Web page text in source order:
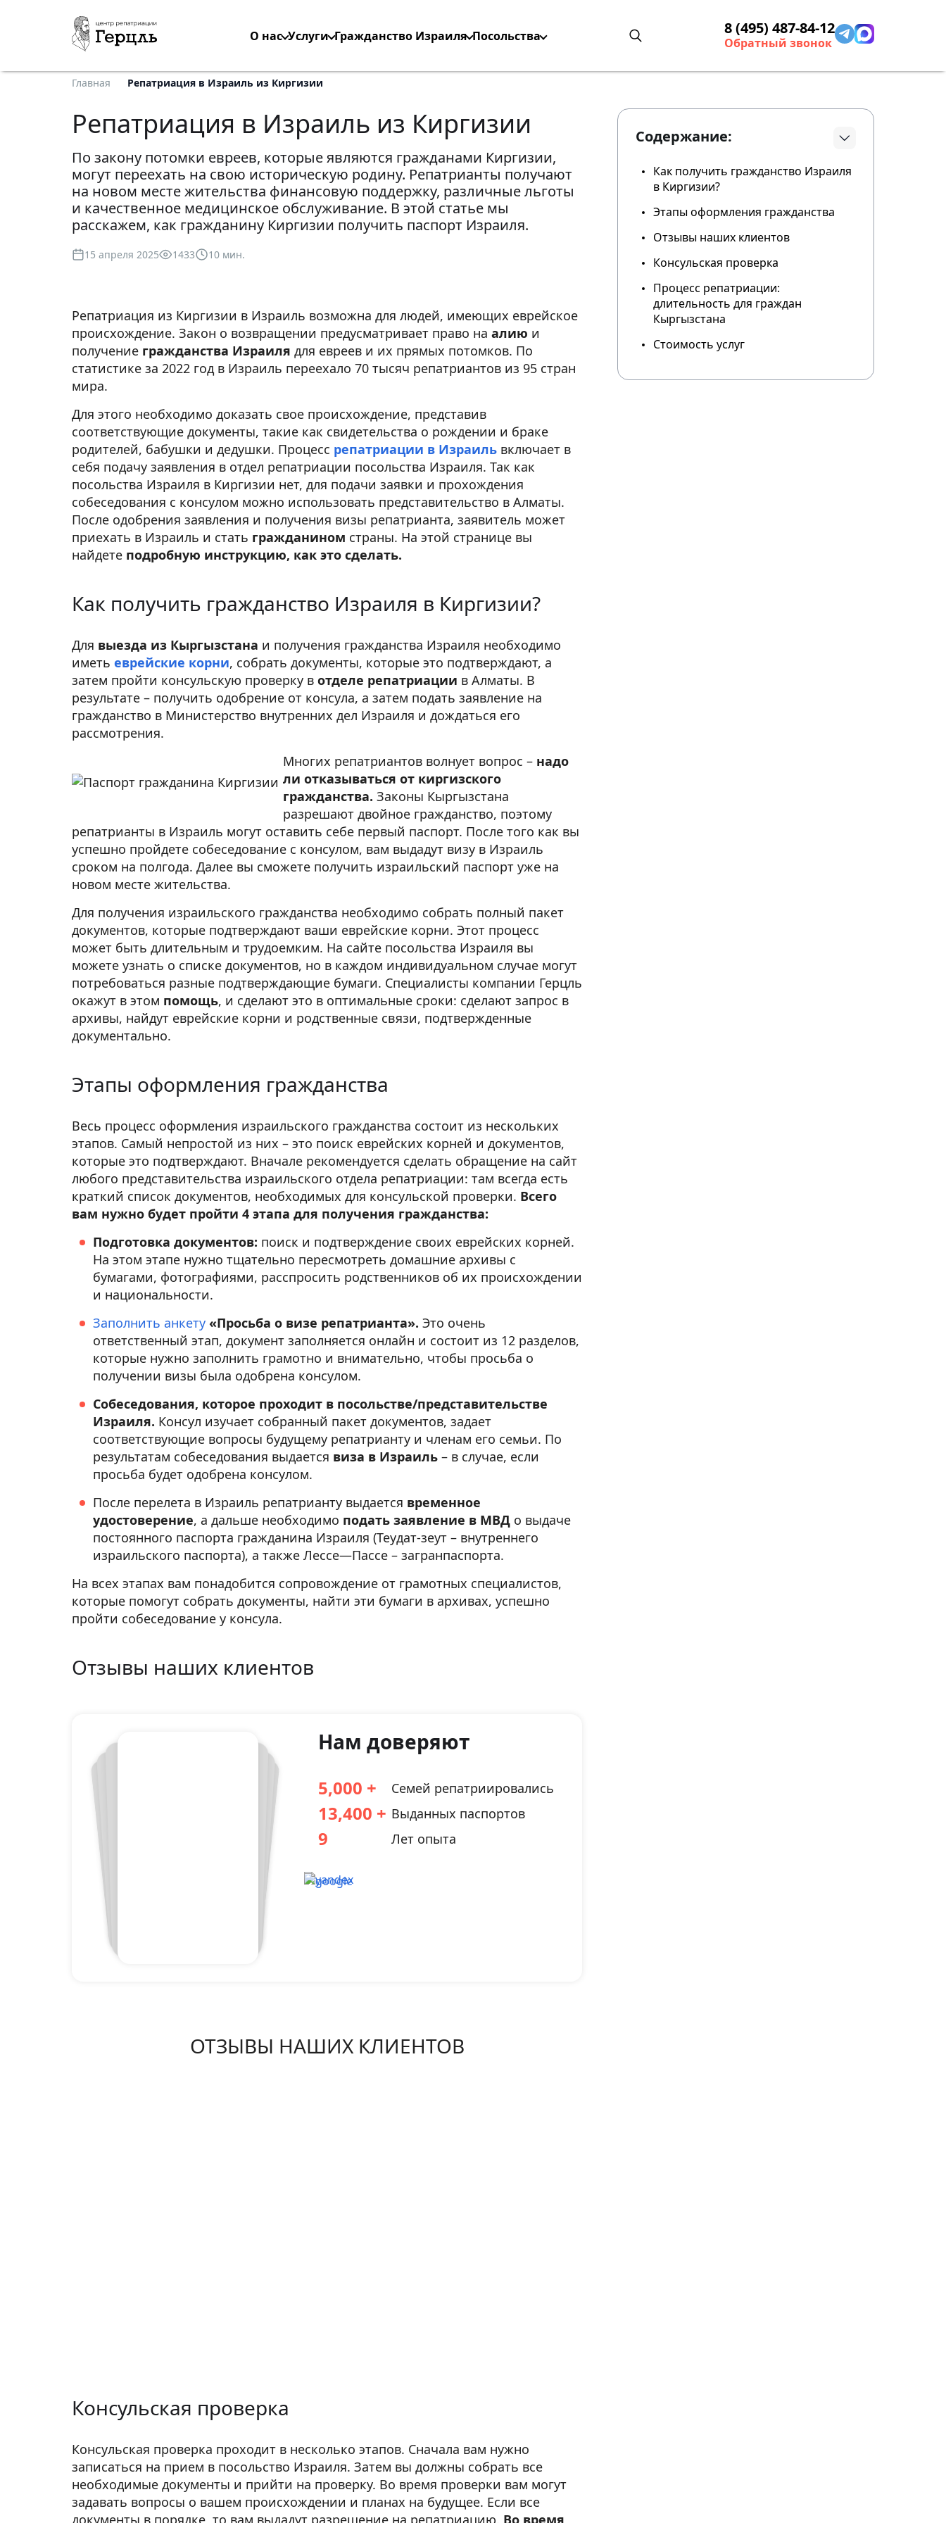
О нас Услуги Гражданство Израиля Посольства 8 (495) 487-84-12
Обратный звонок
Главная Репатриация в Израиль из Киргизии
Содержание:
Как получить гражданство Израиля
в Киргизии?
Этапы оформления гражданства
Отзывы наших клиентов
Консульская проверка
Процесс репатриации:
длительность для граждан
Кыргызстана
Стоимость услуг
Репатриация в Израиль из Киргизии
По закону потомки евреев, которые являются гражданами Киргизии,
могут переехать на свою историческую родину. Репатрианты получают
на новом месте жительства финансовую поддержку, различные льготы
и качественное медицинское обслуживание. В этой статье мы
расскажем, как гражданину Киргизии получить паспорт Израиля.
15 апреля 2025 1433 10 мин.
Репатриация из Киргизии в Израиль возможна для людей, имеющих еврейское
происхождение. Закон о возвращении предусматривает право на алию и
получение гражданства Израиля для евреев и их прямых потомков. По
статистике за 2022 год в Израиль переехало 70 тысяч репатриантов из 95 стран
мира.
Для этого необходимо доказать свое происхождение, представив
соответствующие документы, такие как свидетельства о рождении и браке
родителей, бабушки и дедушки. Процесс репатриации в Израиль включает в
себя подачу заявления в отдел репатриации посольства Израиля. Так как
посольства Израиля в Киргизии нет, для подачи заявки и прохождения
собеседования с консулом можно использовать представительство в Алматы.
После одобрения заявления и получения визы репатрианта, заявитель может
приехать в Израиль и стать гражданином страны. На этой странице вы
найдете подробную инструкцию, как это сделать.
Как получить гражданство Израиля в Киргизии?
Для выезда из Кыргызстана и получения гражданства Израиля необходимо
иметь еврейские корни, собрать документы, которые это подтверждают, а
затем пройти консульскую проверку в отделе репатриации в Алматы. В
результате – получить одобрение от консула, а затем подать заявление на
гражданство в Министерство внутренних дел Израиля и дождаться его
рассмотрения.
Многих репатриантов волнует вопрос – надо
ли отказываться от киргизского
гражданства. Законы Кыргызстана
разрешают двойное гражданство, поэтому
репатрианты в Израиль могут оставить себе первый паспорт. После того как вы
успешно пройдете собеседование с консулом, вам выдадут визу в Израиль
сроком на полгода. Далее вы сможете получить израильский паспорт уже на
новом месте жительства.
Для получения израильского гражданства необходимо собрать полный пакет
документов, которые подтверждают ваши еврейские корни. Этот процесс
может быть длительным и трудоемким. На сайте посольства Израиля вы
можете узнать о списке документов, но в каждом индивидуальном случае могут
потребоваться разные подтверждающие бумаги. Специалисты компании Герцль
окажут в этом помощь, и сделают это в оптимальные сроки: сделают запрос в
архивы, найдут еврейские корни и родственные связи, подтвержденные
документально.
Этапы оформления гражданства
Весь процесс оформления израильского гражданства состоит из нескольких
этапов. Самый непростой из них – это поиск еврейских корней и документов,
которые это подтверждают. Вначале рекомендуется сделать обращение на сайт
любого представительства израильского отдела репатриации: там всегда есть
краткий список документов, необходимых для консульской проверки. Всего
вам нужно будет пройти 4 этапа для получения гражданства:
Подготовка документов: поиск и подтверждение своих еврейских корней.
На этом этапе нужно тщательно пересмотреть домашние архивы с
бумагами, фотографиями, расспросить родственников об их происхождении
и национальности.
Заполнить анкету «Просьба о визе репатрианта». Это очень
ответственный этап, документ заполняется онлайн и состоит из 12 разделов,
которые нужно заполнить грамотно и внимательно, чтобы просьба о
получении визы была одобрена консулом.
Собеседования, которое проходит в посольстве/представительстве
Израиля. Консул изучает собранный пакет документов, задает
соответствующие вопросы будущему репатрианту и членам его семьи. По
результатам собеседования выдается виза в Израиль – в случае, если
просьба будет одобрена консулом.
После перелета в Израиль репатрианту выдается временное
удостоверение, а дальше необходимо подать заявление в МВД о выдаче
постоянного паспорта гражданина Израиля (Теудат-зеут – внутреннего
израильского паспорта), а также Лессе—Пассе – загранпаспорта.
На всех этапах вам понадобится сопровождение от грамотных специалистов,
которые помогут собрать документы, найти эти бумаги в архивах, успешно
пройти собеседование у консула.
Отзывы наших клиентов
Нам доверяют
5,000 Семей репатриировались
13,400 Выданных паспортов
9 Лет опыта
ОТЗЫВЫ НАШИХ КЛИЕНТОВ
Консульская проверка
Консульская проверка проходит в несколько этапов. Сначала вам нужно
записаться на прием в посольство Израиля. Затем вы должны собрать все
необходимые документы и прийти на проверку. Во время проверки вам могут
задавать вопросы о вашем происхождении и планах на будущее. Если все
документы в порядке, то вам выдадут разрешение на репатриацию. Во время